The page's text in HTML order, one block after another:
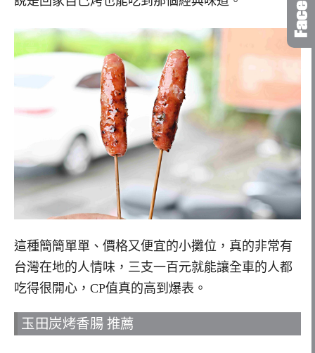
這種簡簡單單、價格又便宜的小攤位，真的非常有
台灣在地的人情味，三支一百元就能讓全車的人都
吃得很開心，CP值真的高到爆表。
玉田炭烤香腸 推薦